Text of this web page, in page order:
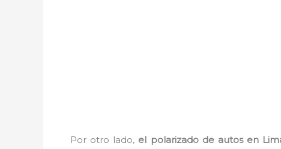
Por otro lado, el polarizado de autos en